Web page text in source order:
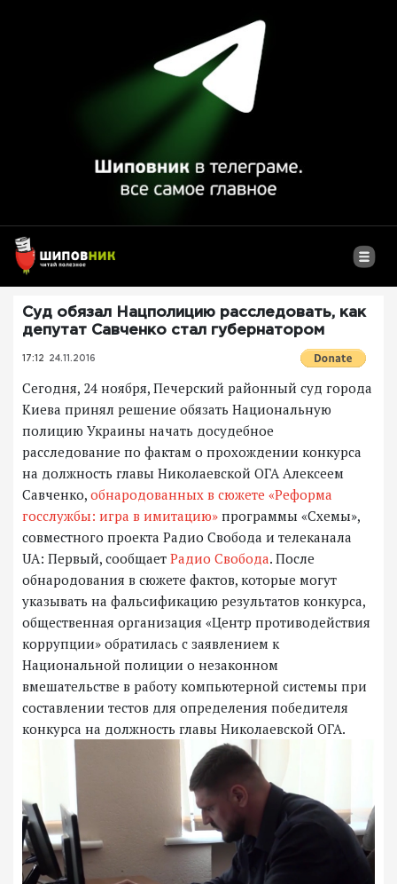
Суд обязал Нацполицию расследовать, как
депутат Савченко стал губернатором
17:12 24.11.2016
Сегодня, 24 ноября, Печерский районный суд города
Киева принял решение обязать Национальную
полицию Украины начать досудебное
расследование по фактам о прохождении конкурса
на должность главы Николаевской ОГА Алексеем
Савченко, обнародованных в сюжете «Реформа
госслужбы: игра в имитацию» программы «Схемы»,
совместного проекта Радио Свобода и телеканала
UA: Первый, сообщает Радио Свобода. После
обнародования в сюжете фактов, которые могут
указывать на фальсификацию результатов конкурса,
общественная организация «Центр противодействия
коррупции» обратилась с заявлением к
Национальной полиции о незаконном
вмешательстве в работу компьютерной системы при
составлении тестов для определения победителя
конкурса на должность главы Николаевской ОГА.